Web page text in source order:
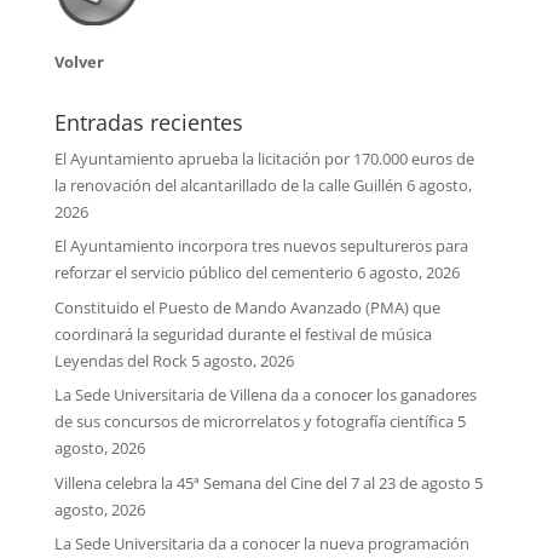
Volver
Entradas recientes
El Ayuntamiento aprueba la licitación por 170.000 euros de
la renovación del alcantarillado de la calle Guillén 6 agosto,
2026
El Ayuntamiento incorpora tres nuevos sepultureros para
reforzar el servicio público del cementerio 6 agosto, 2026
Constituido el Puesto de Mando Avanzado (PMA) que
coordinará la seguridad durante el festival de música
Leyendas del Rock 5 agosto, 2026
La Sede Universitaria de Villena da a conocer los ganadores
de sus concursos de microrrelatos y fotografía científica 5
agosto, 2026
Villena celebra la 45ª Semana del Cine del 7 al 23 de agosto 5
agosto, 2026
La Sede Universitaria da a conocer la nueva programación